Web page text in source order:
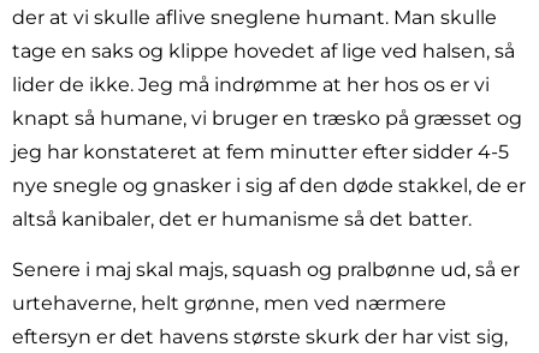
der at vi skulle aflive sneglene humant. Man skulle
tage en saks og klippe hovedet af lige ved halsen, så
lider de ikke. Jeg må indrømme at her hos os er vi
knapt så humane, vi bruger en træsko på græsset og
jeg har konstateret at fem minutter efter sidder 4-5
nye snegle og gnasker i sig af den døde stakkel, de er
altså kanibaler, det er humanisme så det batter.
Senere i maj skal majs, squash og pralbønne ud, så er
urtehaverne, helt grønne, men ved nærmere
eftersyn er det havens største skurk der har vist sig,